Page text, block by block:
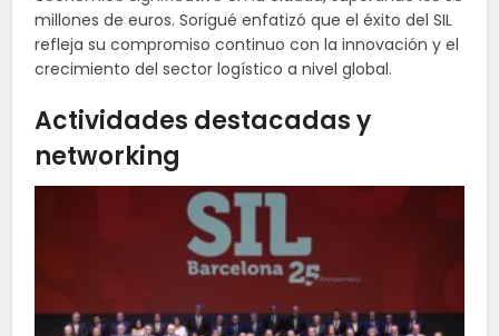
millones de euros. Sorigué enfatizó que el éxito del SIL
refleja su compromiso continuo con la innovación y el
crecimiento del sector logístico a nivel global.
Actividades destacadas y
networking